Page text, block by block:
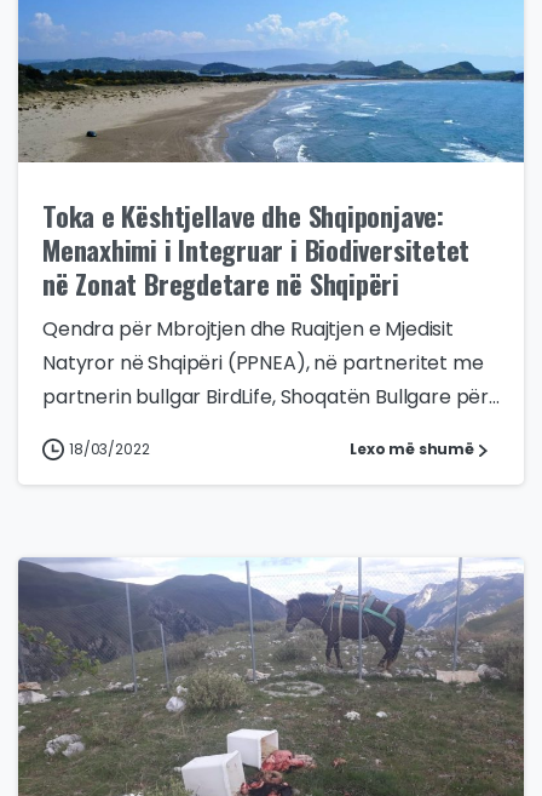
Toka e Kështjellave dhe Shqiponjave:
Menaxhimi i Integruar i Biodiversitetet
në Zonat Bregdetare në Shqipëri
Qendra për Mbrojtjen dhe Ruajtjen e Mjedisit
Natyror në Shqipëri (PPNEA), në partneritet me
partnerin bullgar BirdLife, Shoqatën Bullgare për...
18/03/2022 Lexo më shumë